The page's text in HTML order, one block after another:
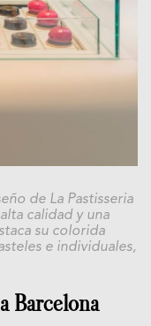
de La Pastisseria
calidad y una
su colorida
e individuales,
Barcelona